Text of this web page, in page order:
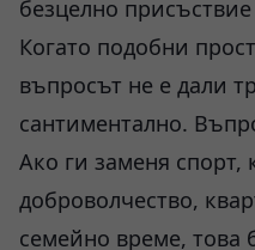
безцелно
Когато подобни
въпросът не е дали
сантиментално.
Ако ги заменя спорт,
доброволчество,
семейно време, това